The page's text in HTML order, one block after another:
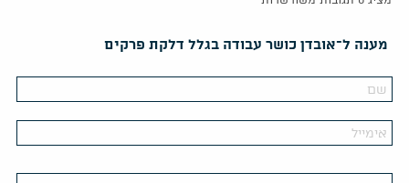
מענה ל־אובדן כושר עבודה בגלל דלקת פרקים